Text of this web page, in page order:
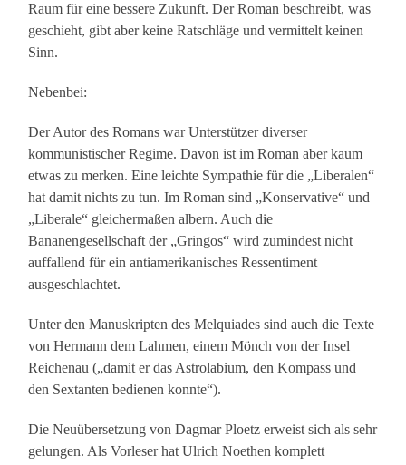
Raum für eine bessere Zukunft. Der Roman beschreibt, was
geschieht, gibt aber keine Ratschläge und vermittelt keinen
Sinn.
Nebenbei:
Der Autor des Romans war Unterstützer diverser
kommunistischer Regime. Davon ist im Roman aber kaum
etwas zu merken. Eine leichte Sympathie für die „Liberalen“
hat damit nichts zu tun. Im Roman sind „Konservative“ und
„Liberale“ gleichermaßen albern. Auch die
Bananengesellschaft der „Gringos“ wird zumindest nicht
auffallend für ein antiamerikanisches Ressentiment
ausgeschlachtet.
Unter den Manuskripten des Melquiades sind auch die Texte
von Hermann dem Lahmen, einem Mönch von der Insel
Reichenau („damit er das Astrolabium, den Kompass und
den Sextanten bedienen konnte“).
Die Neuübersetzung von Dagmar Ploetz erweist sich als sehr
gelungen. Als Vorleser hat Ulrich Noethen komplett